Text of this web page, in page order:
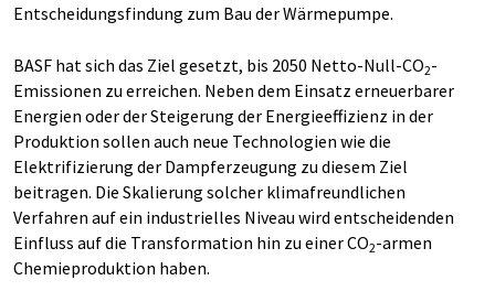
Entscheidungsfindung zum Bau der Wärmepumpe.
BASF hat sich das Ziel gesetzt, bis 2050 Netto-Null-CO2-
Emissionen zu erreichen. Neben dem Einsatz erneuerbarer
Energien oder der Steigerung der Energieeffizienz in der
Produktion sollen auch neue Technologien wie die
Elektrifizierung der Dampferzeugung zu diesem Ziel
beitragen. Die Skalierung solcher klimafreundlichen
Verfahren auf ein industrielles Niveau wird entscheidenden
Einfluss auf die Transformation hin zu einer CO2-armen
Chemieproduktion haben.